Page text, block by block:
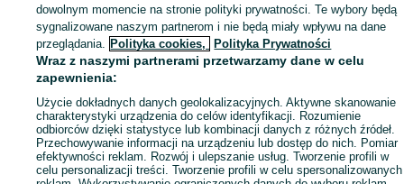
dowolnym momencie na stronie polityki prywatności. Te wybory będą
sygnalizowane naszym partnerom i nie będą miały wpływu na dane
przeglądania. Polityka cookies, Polityka Prywatności
Wraz z naszymi partnerami przetwarzamy dane w celu
zapewnienia:
Użycie dokładnych danych geolokalizacyjnych. Aktywne skanowanie
charakterystyki urządzenia do celów identyfikacji. Rozumienie
odbiorców dzięki statystyce lub kombinacji danych z różnych źródeł.
Przechowywanie informacji na urządzeniu lub dostęp do nich. Pomiar
efektywności reklam. Rozwój i ulepszanie usług. Tworzenie profili w
celu personalizacji treści. Tworzenie profili w celu spersonalizowanych